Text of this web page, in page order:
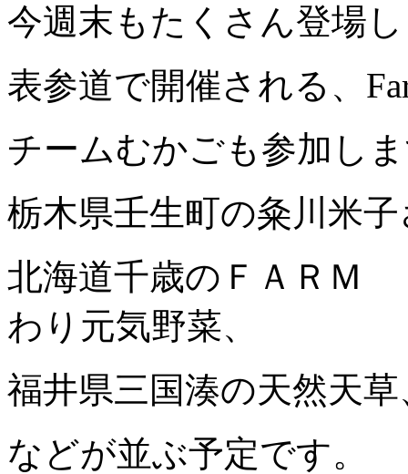
今週末もたくさん登場
表参道で開催される、
チームむかごも参加し
栃木県壬生町の粂川米
北海道千歳のＦＡＲＭ
わり元気野菜、
福井県三国湊の天然天草
などが並ぶ予定です。